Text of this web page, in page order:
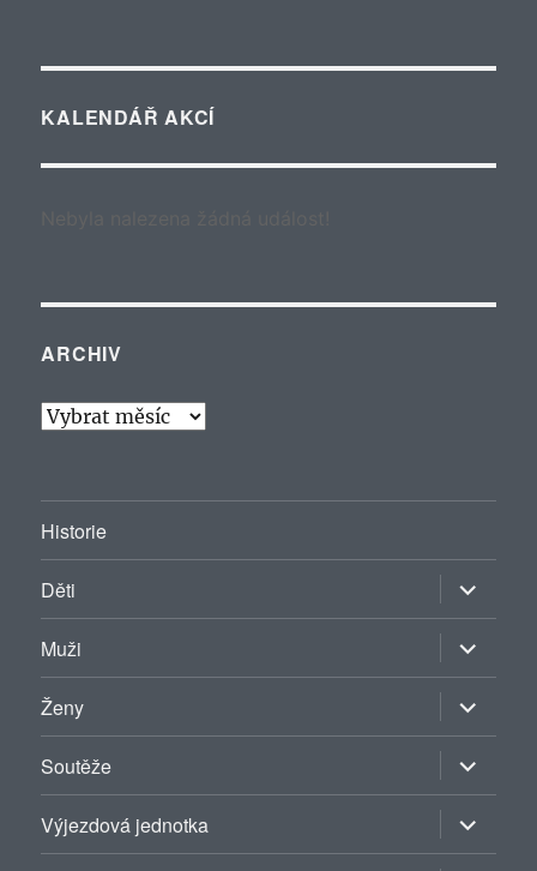
KALENDÁŘ AKCÍ
ARCHIV
Archiv
Historie
Děti Zobrazit
položky
Muži
Zobrazit
položky
Ženy
Zobrazit
položky
Soutěže
Zobrazit
položky
Výjezdová jednotka
Zobrazit
položky